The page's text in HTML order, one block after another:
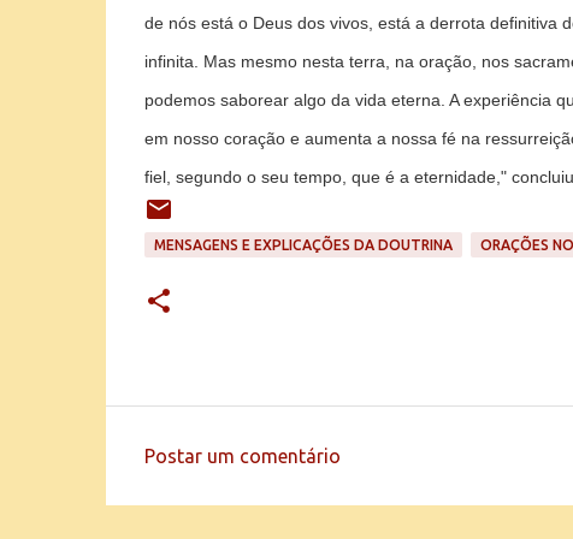
de nós está o Deus dos vivos, está a derrota definitiva
infinita. Mas mesmo nesta terra, na oração, nos
podemos saborear algo da vida eterna. A experiência
em nosso coração e aumenta a nossa fé na
fiel, segundo o seu tempo, que é a eternidade,"
MENSAGENS E EXPLICAÇÕES DA DOUTRINA ORAÇÕES
Postar um comentário